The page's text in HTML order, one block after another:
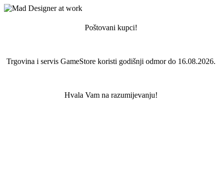
Poštovani kupci!
Trgovina i servis GameStore koristi godišnji odmor do 16.08.2026.
Hvala Vam na razumijevanju!